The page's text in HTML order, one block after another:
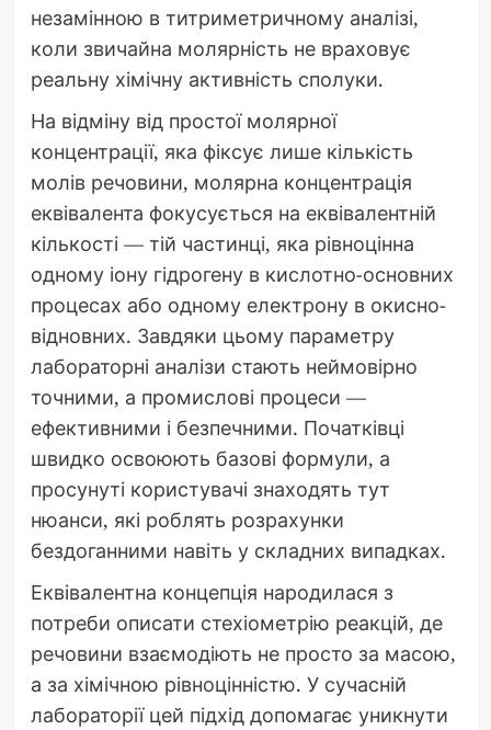
незамінною в титриметричному аналізі,
коли звичайна молярність не враховує
реальну хімічну активність сполуки.
На відміну від простої молярної
концентрації, яка фіксує лише кількість
молів речовини, молярна концентрація
еквівалента фокусується на еквівалентній
кількості — тій частинці, яка рівноцінна
одному іону гідрогену в кислотно-основних
процесах або одному електрону в окисно-
відновних. Завдяки цьому параметру
лабораторні аналізи стають неймовірно
точними, а промислові процеси —
ефективними і безпечними. Початківці
швидко освоюють базові формули, а
просунуті користувачі знаходять тут
нюанси, які роблять розрахунки
бездоганними навіть у складних випадках.
Еквівалентна концепція народилася з
потреби описати стехіометрію реакцій, де
речовини взаємодіють не просто за масою,
а за хімічною рівноцінністю. У сучасній
лабораторії цей підхід допомагає уникнути